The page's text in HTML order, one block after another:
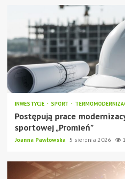
INWESTYCJE SPORT
Postępują prace
sportowej „Promień”
Joanna Pawłowska 5 sierpnia 2026